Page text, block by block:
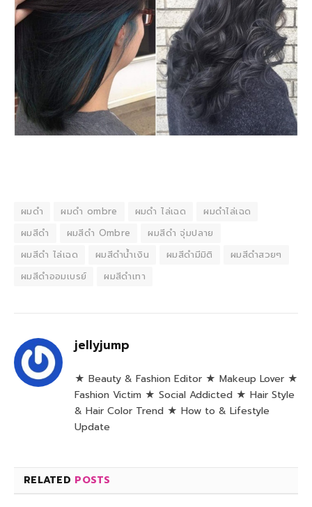
ผมดำ ผมดำ ombre ผมดำ ไล่เฉด
ผมดำไล่เฉด
ผมสีดำ
ผมสีดำ Ombre
ผมสีดำ จุ่มปลาย
ผมสีดำ ไล่เฉด
ผมสีดำน้ำเงิน ผมสีดำมีมิติ
ผมสีดำสวยๆ
ผมสีดำออมเบรย์
ผมสีดำเทา
jellyjump
★ Beauty & Fashion Editor ★ Makeup Lover ★
Fashion Victim ★ Social Addicted ★ Hair Style
& Hair Color Trend ★ How to & Lifestyle
Update
RELATED POSTS